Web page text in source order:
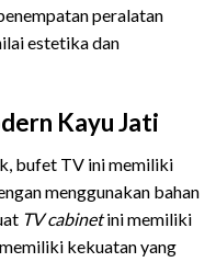
peralatan
estetika dan
Kayu Jati
bufet TV ini memiliki
menggunakan bahan
TV cabinetini memiliki
kekuatan yang